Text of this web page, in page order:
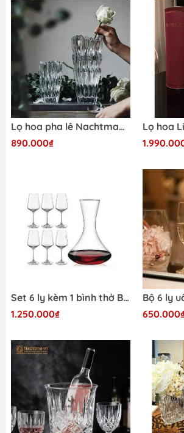
Lọ hoa pha lê Nachtmann Quartz 88333 (cao 16cm-26cm)
890.000₫
Set 6 ly kèm 1 bình thở Bohemia Sandra
1.250.000₫